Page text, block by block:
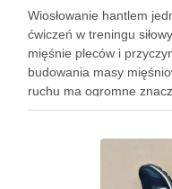
Wiosłowanie hantlem
ćwiczeń w treningu
mięśnie pleców i
budowania masy
ruchu ma ogromne
wykonujemy